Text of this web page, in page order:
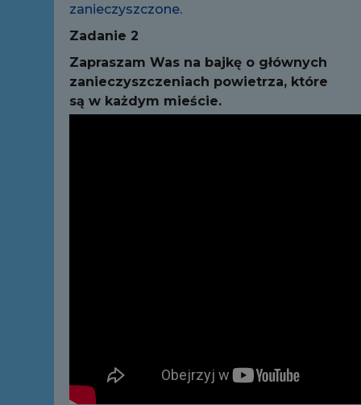
zanieczyszczone.
Zadanie 2
Zapraszam Was na bajkę o głównych
zanieczyszczeniach powietrza, które
są w każdym mieście.